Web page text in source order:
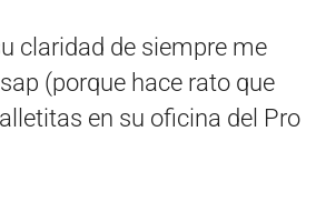
claridad de siempre me
(porque hace rato que
en su oficina del Pro